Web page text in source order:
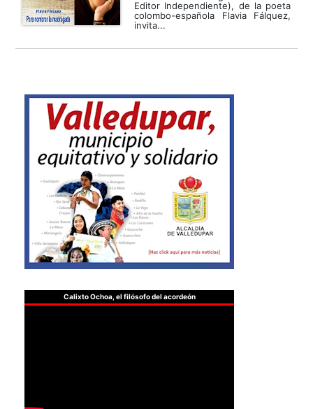
Editor Independiente), de la poeta
colombo-española Flavia Fálquez,
invita...
Calixto Ochoa, el filósofo del acordeón